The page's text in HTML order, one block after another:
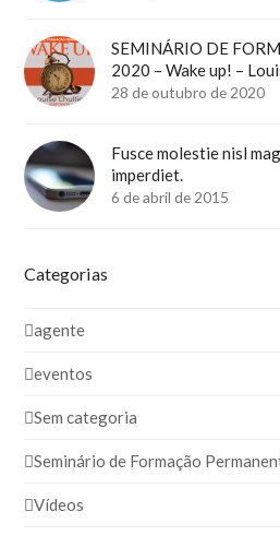
SEMINÁRIO DE
2020 – Wake up! –
28 de outubro de 2020
Fusce molestie nisl
imperdiet.
6 de abril de 2015
Categorias
agente
eventos
Sem categoria
Seminário de Formação
Vídeos